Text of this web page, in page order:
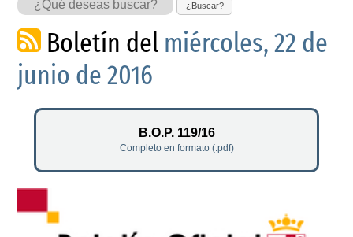
¿Buscar?
Boletín del miércoles, 22 de
junio de 2016
B.O.P. 119/16
Completo en formato (.pdf)